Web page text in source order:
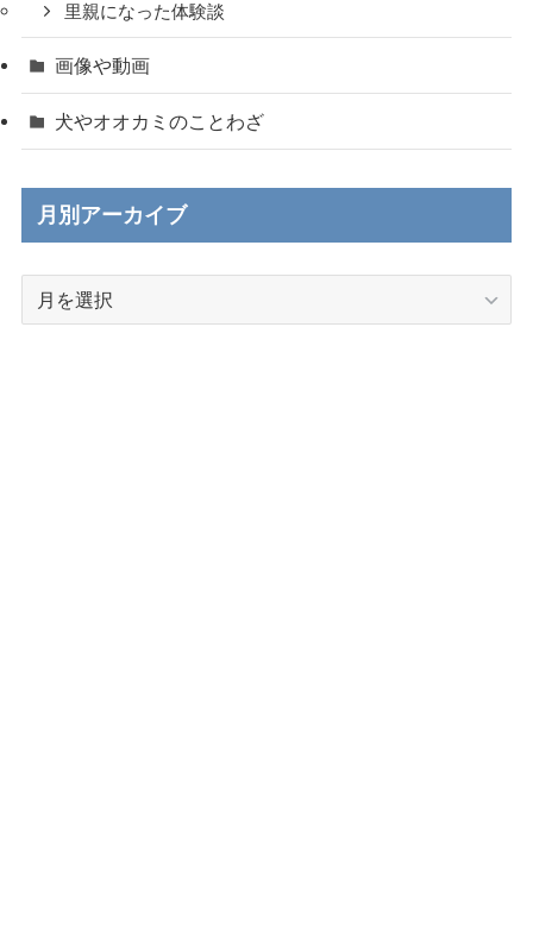
里親になった体験談
画像や動画
犬やオオカミのことわざ
月別アーカイブ